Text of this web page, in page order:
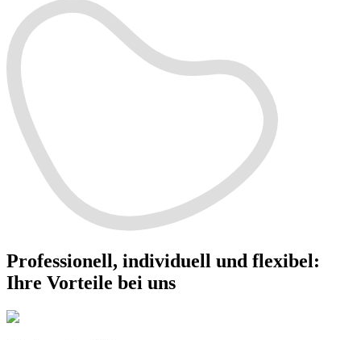
Professionell, individuell und flexibel:
Ihre Vorteile bei uns